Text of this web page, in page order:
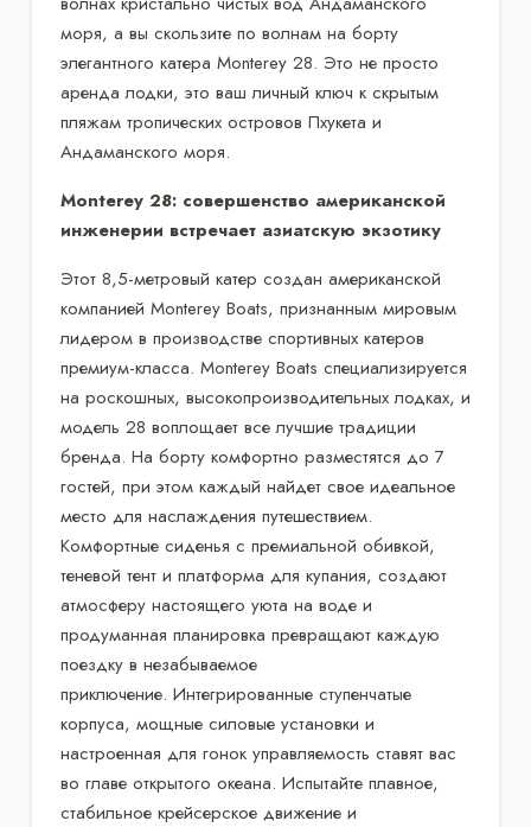
моря, а вы скользите по волнам на борту
элегантного катера Monterey 28. Это не просто
аренда лодки, это ваш личный ключ к скрытым
пляжам тропических островов Пхукета и
Андаманского моря.
Monterey 28: совершенство американской
инженерии встречает азиатскую экзотику
Этот 8,5-метровый катер создан американской
компанией Monterey Boats, признанным мировым
лидером в производстве спортивных катеров
премиум-класса. Monterey Boats специализируется
на роскошных, высокопроизводительных лодках, и
модель 28 воплощает все лучшие традиции
бренда. На борту комфортно разместятся до 7
гостей, при этом каждый найдет свое идеальное
место для наслаждения путешествием.
Комфортные сиденья с премиальной обивкой,
теневой тент и платформа для купания, создают
атмосферу настоящего уюта на воде и
продуманная планировка превращают каждую
поездку в незабываемое
приключение. Интегрированные ступенчатые
корпуса, мощные силовые установки и
настроенная для гонок управляемость ставят вас
во главе открытого океана. Испытайте плавное,
стабильное крейсерское движение и